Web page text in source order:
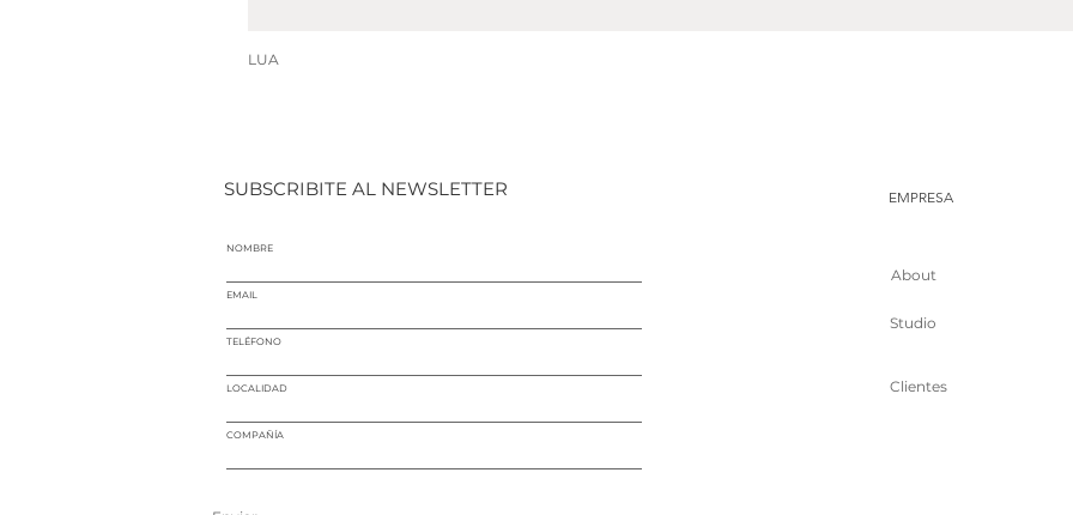
LUA
SUBSCRIBITE AL NEWSLETTER
NOMBRE
EMAIL
TELÉFONO
LOCALIDAD
COMPAÑÍA
EMPRESA
About
Studio
Clientes